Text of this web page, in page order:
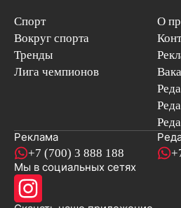
Спорт
Вокруг спорта
Тренды
Лига чемпионов
О
Реклама
+7 (700) 3 888 188
Мы в социальных сетях